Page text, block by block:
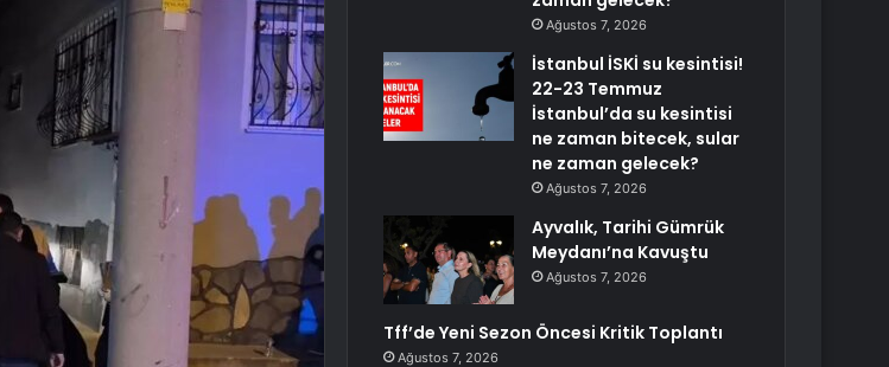
Ağustos 7, 2026
İstanbul İSKİ su kesintisi!
22-23 Temmuz
İstanbul’da su kesintisi
ne zaman bitecek, sular
ne zaman gelecek?
Ağustos 7, 2026
Ayvalık, Tarihi Gümrük
Meydanı’na Kavuştu
Ağustos 7, 2026
Tff’de Yeni Sezon Öncesi Kritik Toplantı
Ağustos 7, 2026